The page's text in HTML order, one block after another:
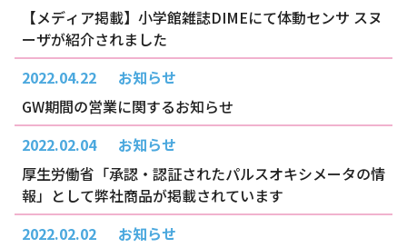
【メディア掲載】小学館雑誌DIMEにて体動センサ スヌ
ーザが紹介されました
2022.04.22
お知らせ
GW期間の営業に関するお知らせ
2022.02.04
お知らせ
厚生労働省「承認・認証されたパルスオキシメータの情
報」として弊社商品が掲載されています
2022.02.02
お知らせ